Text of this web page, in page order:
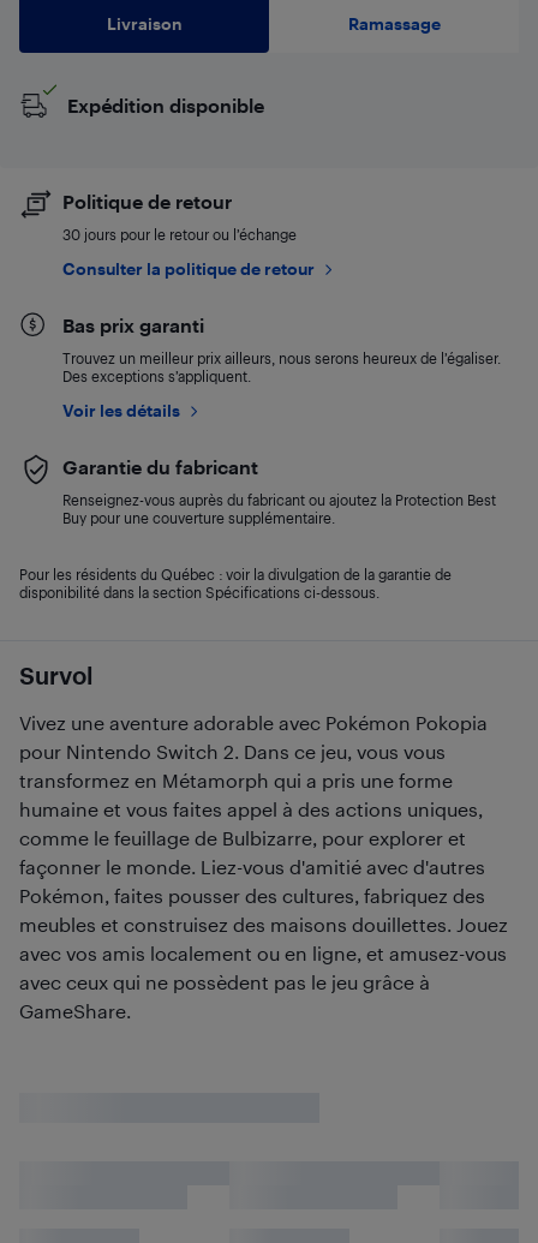
Survol
Vivez une aventure adorable avec Pokémon Pokopia
pour Nintendo Switch 2. Dans ce jeu, vous vous
transformez en Métamorph qui a pris une forme
humaine et vous faites appel à des actions uniques,
comme le feuillage de Bulbizarre, pour explorer et
façonner le monde. Liez-vous d'amitié avec d'autres
Pokémon, faites pousser des cultures, fabriquez des
meubles et construisez des maisons douillettes. Jouez
avec vos amis localement ou en ligne, et amusez-vous
avec ceux qui ne possèdent pas le jeu grâce à
GameShare.
Livraison Ramassage
Expédition disponible
Politique de retour
30 jours pour le retour ou l’échange
Consulter la politique de retour
Bas prix garanti
Trouvez un meilleur prix ailleurs, nous serons heureux de l’égaliser.
Des exceptions s’appliquent.
Voir les détails
Garantie du fabricant
Renseignez-vous auprès du fabricant ou ajoutez la Protection Best
Buy pour une couverture supplémentaire.
Pour les résidents du Québec : voir la divulgation de la garantie de
disponibilité dans la section Spécifications ci-dessous.